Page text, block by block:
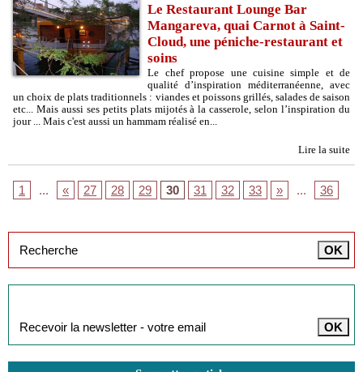
Le Restaurant Lounge Bar
Mangareva, quai Carnot à Saint-
Cloud, une péniche-restaurant et
soins
Le chef propose une cuisine simple et de
qualité d’inspiration méditerranéenne, avec
un choix de plats traditionnels : viandes et poissons grillés, salades de saison
etc... Mais aussi ses petits plats mijotés à la casserole, selon l’inspiration du
jour ... Mais c'est aussi un hammam réalisé en...
Lire la suite
1 ... « 27 28 29 30 31 32 33 » ... 36